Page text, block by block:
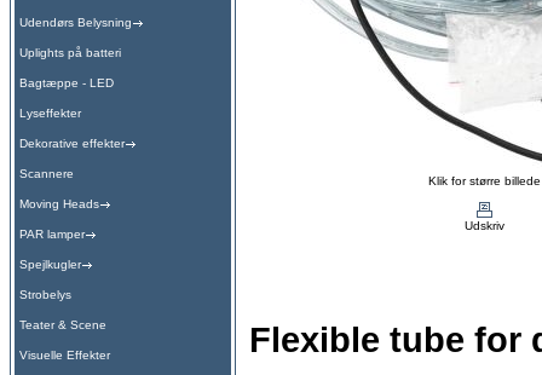
Udendørs Belysning
Uplights på batteri
Bagtæppe - LED
Lyseffekter
Dekorative effekter
Scannere
Moving Heads
PAR lamper
Spejlkugler
Strobelys
Teater & Scene
Visuelle Effekter
Klik for større billede
Udskriv
Flexible tube for